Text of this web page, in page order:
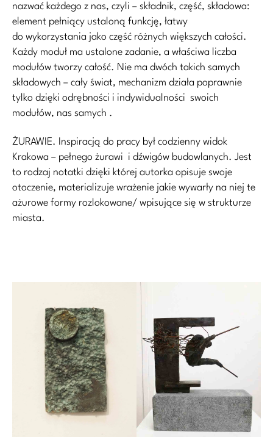
nazwać każdego z nas, czyli – składnik, część, składowa:
element pełniący ustaloną funkcję, łatwy
do wykorzystania jako część różnych większych całości.
Każdy moduł ma ustalone zadanie, a właściwa liczba
modułów tworzy całość. Nie ma dwóch takich samych
składowych – cały świat, mechanizm działa poprawnie
tylko dzięki odrębności i indywidualności swoich
modułów, nas samych .
ŻURAWIE. Inspiracją do pracy był codzienny widok
Krakowa – pełnego żurawi i dźwigów budowlanych. Jest
to rodzaj notatki dzięki której autorka opisuje swoje
otoczenie, materializuje wrażenie jakie wywarły na niej te
ażurowe formy rozlokowane/ wpisujące się w strukturze
miasta.